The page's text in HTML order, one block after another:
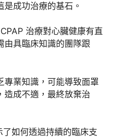
成功治療的基石。
治療對心臟健康有直
由具臨床知識的團隊跟
專業知識，可能導致面罩
造成不適，最終放棄治
如何透過持續的臨床支